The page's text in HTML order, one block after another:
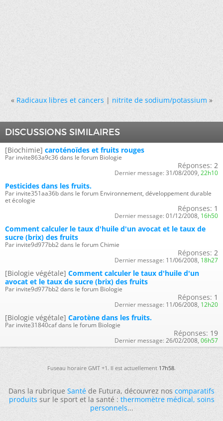
« Radicaux libres et cancers|nitrite de sodium/potassium »
DISCUSSIONS SIMILAIRES
[Biochimie] caroténoïdes et fruits rouges
Par invite863a9c36 dans le forum Biologie
Réponses: 2
Dernier message: 31/08/2009, 22h10
Pesticides dans les fruits.
Par invite351aa36b dans le forum Environnement, développement durable
et écologie
Réponses: 1
Dernier message: 01/12/2008, 16h50
Comment calculer le taux d'huile d'un avocat et le taux de
sucre (brix) des fruits
Par invite9d977bb2 dans le forum Chimie
Réponses: 2
Dernier message: 11/06/2008, 18h27
[Biologie végétale] Comment calculer le taux d'huile d'un
avocat et le taux de sucre (brix) des fruits
Par invite9d977bb2 dans le forum Biologie
Réponses: 1
Dernier message: 11/06/2008, 12h20
[Biologie végétale] Carotène dans les fruits.
Par invite31840caf dans le forum Biologie
Réponses: 19
Dernier message: 26/02/2008, 06h57
Fuseau horaire GMT +1. Il est actuellement17h58.
Dans la rubriqueSantéde Futura, découvrez noscomparatifs
produitssur le sport et la santé :thermomètre médical,soins
personnels...